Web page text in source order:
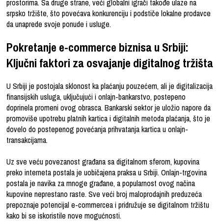
prostorima. Sa druge strane, veći globalni igrači takođe ulaze na
srpsko tržište, što povećava konkurenciju i podstiče lokalne prodavce
da unaprede svoje ponude i usluge.
Pokretanje e-commerce biznisa u Srbiji:
Ključni faktori za osvajanje digitalnog tržišta
U Srbiji je postojala sklonost ka plaćanju pouzećem, ali je digitalizacija
finansijskih usluga, uključujući i onlajn-bankarstvo, postepeno
doprinela promeni ovog obrasca. Bankarski sektor je uložio napore da
promoviše upotrebu platnih kartica i digitalnih metoda plaćanja, što je
dovelo do postepenog povećanja prihvatanja kartica u onlajn-
transakcijama.
Uz sve veću povezanost građana sa digitalnom sferom, kupovina
preko interneta postala je uobičajena praksa u Srbiji. Onlajn-trgovina
postala je navika za mnoge građane, a popularnost ovog načina
kupovine neprestano raste. Sve veći broj maloprodajnih preduzeća
prepoznaje potencijal e-commercea i pridružuje se digitalnom tržištu
kako bi se iskoristile nove mogućnosti.